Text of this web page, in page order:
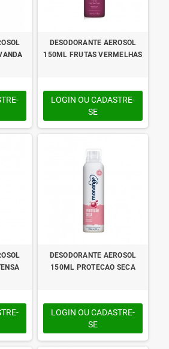
DESODORANTE AEROSOL
150ML FRUTAS VERMELHAS
LOGIN OU CADASTRE-
SE
DESODORANTE AEROSOL
150ML PROTECAO SECA
LOGIN OU CADASTRE-
SE